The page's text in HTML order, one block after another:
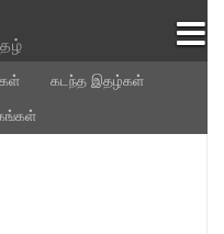
கடந்த இதழ்கள்